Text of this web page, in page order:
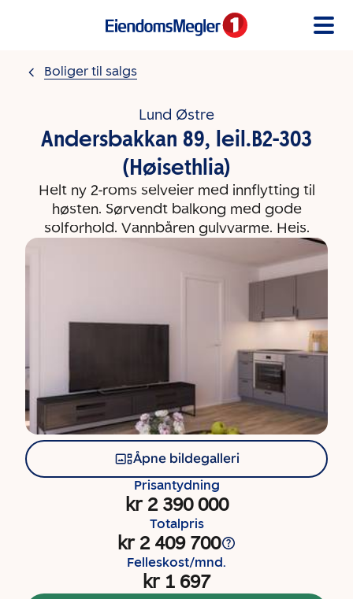
Boliger til salgs
Lund Østre
Andersbakkan 89, leil.B2-303
(Høisethlia)
Helt ny 2-roms selveier med innflytting til
høsten. Sørvendt balkong med gode
solforhold. Vannbåren gulvvarme. Heis.
Åpne bildegalleri
Prisantydning
kr 2 390 000
Totalpris
kr 2 409 700
Felleskost/mnd.
kr 1 697